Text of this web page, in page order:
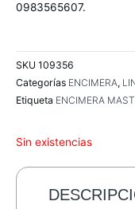
0983565607.
SKU 109356
Categorías ENCIMERA,
Etiqueta ENCIMERA
Sin existencias